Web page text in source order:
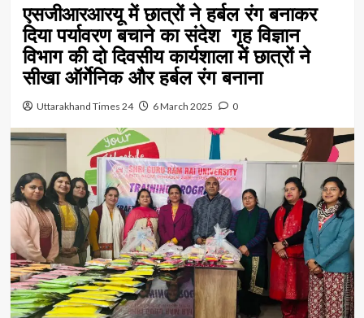
एसजीआरआरयू में छात्रों ने हर्बल रंग बनाकर
दिया पर्यावरण बचाने का संदेश गृह विज्ञान
विभाग की दो दिवसीय कार्यशाला में छात्रों ने
सीखा ऑर्गेनिक और हर्बल रंग बनाना
Uttarakhand Times 24 6 March 2025 0